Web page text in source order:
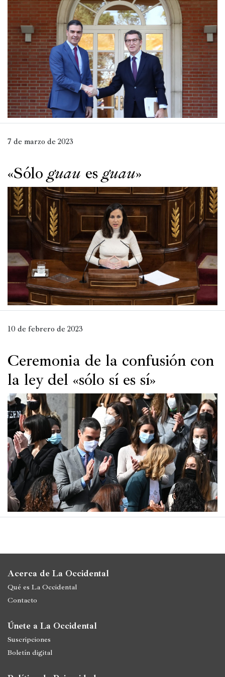
Películas
Ópera,
conciertos
y
danza
Radio,
podcasts,
TV,
Entretenimiento
Bebida
Comida
Historia
Concursos
Viajes
y
lugares
«Sóloguau esguau»
7 de marzo de 2023
Ceremonia de la confusión con
la ley del «sólo sí es sí»
10 de febrero de 2023
Acerca de La Occidental
Qué es La Occidental
Contacto
Únete a La Occidental
Suscripciones
Boletín digital